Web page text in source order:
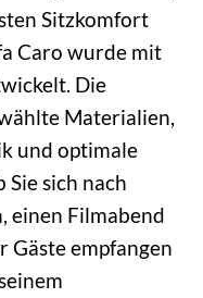
Sitzkomfort
Caro wurde mit
Die
Materialien,
und optimale
sich nach
einen Filmabend
Gäste empfangen